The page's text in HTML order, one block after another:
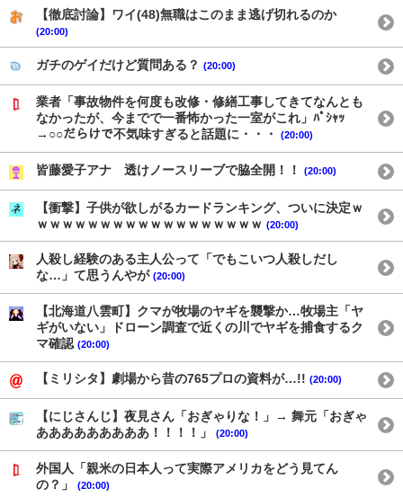
【徹底討論】ワイ(48)無職はこのまま逃げ切れるのか
(20:00)
ガチのゲイだけど質問ある？ (20:00)
業者「事故物件を何度も改修・修繕工事してきてなんとも
なかったが、今までで一番怖かった一室がこれ」ﾊﾟｼｬｯ
→○○だらけで不気味すぎると話題に・・・
(20:00)
皆藤愛子アナ 透けノースリーブで脇全開！！ (20:00)
【衝撃】子供が欲しがるカードランキング、ついに決定ｗ
ｗｗｗｗｗｗｗｗｗｗｗｗｗｗｗｗｗｗ (20:00)
人殺し経験のある主人公って「でもこいつ人殺しだし
な…」て思うんやが (20:00)
【北海道八雲町】クマが牧場のヤギを襲撃か…牧場主「ヤ
ギがいない」ドローン調査で近くの川でヤギを捕食するク
マ確認 (20:00)
【ミリシタ】劇場から昔の765プロの資料が…!! (20:00)
【にじさんじ】夜見さん「おぎゃりな！」→ 舞元「おぎゃ
あああああああああ！！！！」
(20:00)
外国人「親米の日本人って実際アメリカをどう見てん
の？」
(20:00)